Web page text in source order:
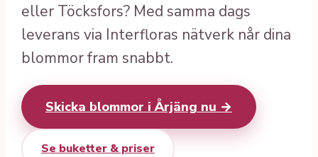
eller Töcksfors? Med samma dags
leverans via Interfloras nätverk når dina
blommor fram snabbt.
Skicka blommor i Årjäng nu →
Se buketter & priser